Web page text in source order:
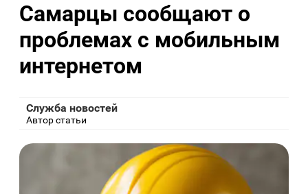
Самарцы сообщают о
проблемах с мобильным
интернетом
Служба новостей
Автор статьи